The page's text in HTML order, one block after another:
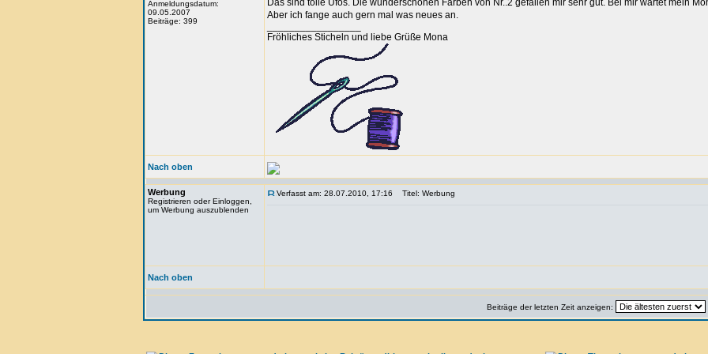
Anmeldungsdatum:
09.05.2007
Beiträge: 399
Das sind tolle Ufos. Die wunderschönen Farben von Nr..2 gefallen mir sehr gut. Bei mir wartet mein
Aber ich fange auch gern mal was neues an.
Fröhliches Sticheln und liebe Grüße Mona
Nach oben
Werbung
Registrieren oder Einloggen,
um Werbung auszublenden
Verfasst am: 28.07.2010, 17:16 Titel: Werbung
Nach oben
Beiträge der letzten Zeit anzeigen: